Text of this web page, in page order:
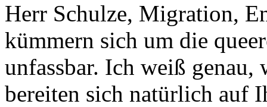
Herr Schulze, Migration,
kümmern sich um die
unfassbar. Ich weiß genau,
bereiten sich natürlich auf